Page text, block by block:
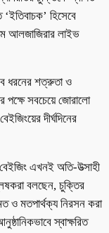
হিসেবে
আলজাজিরার লাইভ
ধরনের শত্রুতা ও
পক্ষে সবচেয়ে জোরালো
দীর্ঘদিনের
এখনই অতি-উত্সাহী
বলছেন, চুক্তির
ও মতপার্থক্য নিরসন করা
স্বাক্ষরিত